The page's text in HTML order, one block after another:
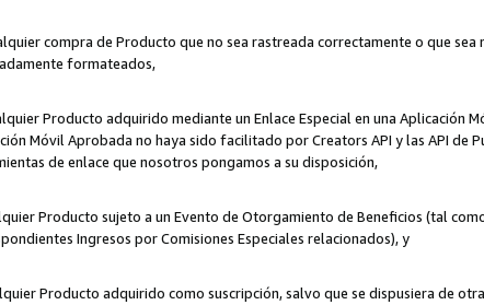
compra de Producto que no sea rastreada correctamente o que
formateados,
Producto adquirido mediante un Enlace Especial en una Aplicación
Móvil Aprobada no haya sido facilitado por Creators API y las API de
de enlace que nosotros pongamos a su disposición,
Producto sujeto a un Evento de Otorgamiento de Beneficios (tal
Ingresos por Comisiones Especiales relacionados), y
Producto adquirido como suscripción, salvo que se dispusiera de